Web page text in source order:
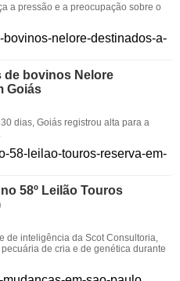
a pressão e a preocupação sobre o
de bovinos Nelore
Goiás
dias, Goiás registrou alta para a
58º Leilão Touros
de inteligência da Scot Consultoria,
de cria e de genética durante